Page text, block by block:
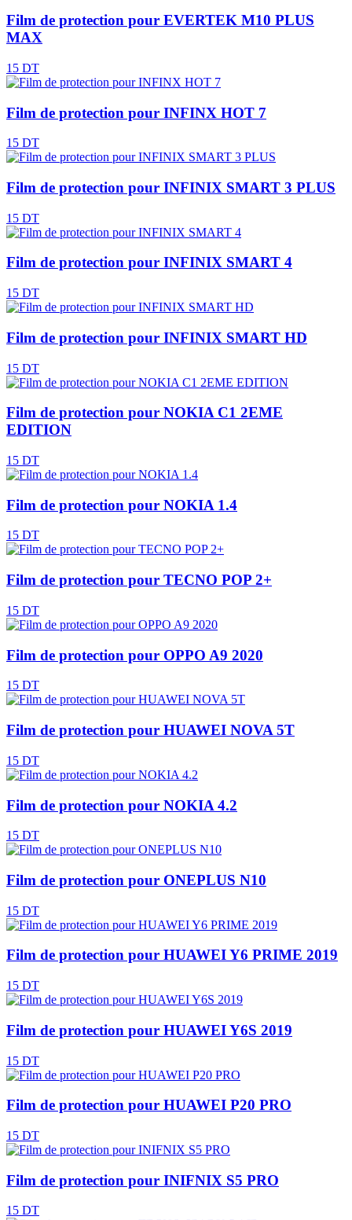
Film de protection pour EVERTEK M10 PLUS
MAX
15 DT
Film de protection pour INFINX HOT 7
15 DT
Film de protection pour INFINIX SMART 3 PLUS
15 DT
Film de protection pour INFINIX SMART 4
15 DT
Film de protection pour INFINIX SMART HD
15 DT
Film de protection pour NOKIA C1 2EME
EDITION
15 DT
Film de protection pour NOKIA 1.4
15 DT
Film de protection pour TECNO POP 2+
15 DT
Film de protection pour OPPO A9 2020
15 DT
Film de protection pour HUAWEI NOVA 5T
15 DT
Film de protection pour NOKIA 4.2
15 DT
Film de protection pour ONEPLUS N10
15 DT
Film de protection pour HUAWEI Y6 PRIME 2019
15 DT
Film de protection pour HUAWEI Y6S 2019
15 DT
Film de protection pour HUAWEI P20 PRO
15 DT
Film de protection pour INIFNIX S5 PRO
15 DT